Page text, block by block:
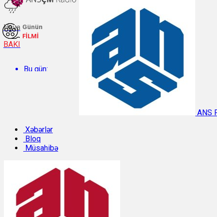
Hava
BAKI
Bu gün:
Temperatur: 31.7°C. Rütubət: 44%.
Sabah:
Günün
FİLMİ
ANS
Xəbərlər
Bloq
Müsahibə